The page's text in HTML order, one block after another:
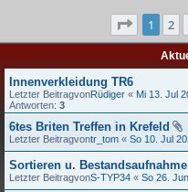
Seite 1
1 2
Innenverkleidung TR6
Letzter BeitragvonRüdiger « Mi 13. Jul
Antworten: 3
6tes Briten Treffen in Krefeld
Letzter Beitragvontr_tom « So 10. Jul
Sortieren u. Bestandsaufnahme
Letzter BeitragvonS-TYP34 « So 26.